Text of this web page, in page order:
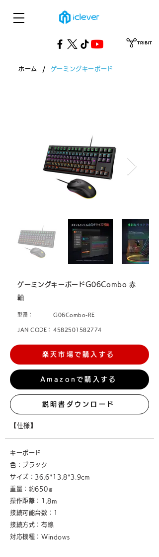
ホーム / ゲーミングキーボード
ゲーミングキーボードG06Combo 赤
軸
型番： G06Combo-RE
JAN CODE： 4582501582774
楽天市場で購入する
Amazonで購入する
説明書ダウンロード
【仕様】
キーボード
色：ブラック
サイズ：36.6*13.8*3.9cm
重量：約650ｇ
操作距離：1.8m
接続可能台数：1
接続方式：有線
対応機種：Windows